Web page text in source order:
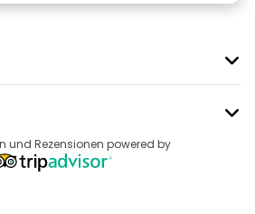
und Rezensionen powered by